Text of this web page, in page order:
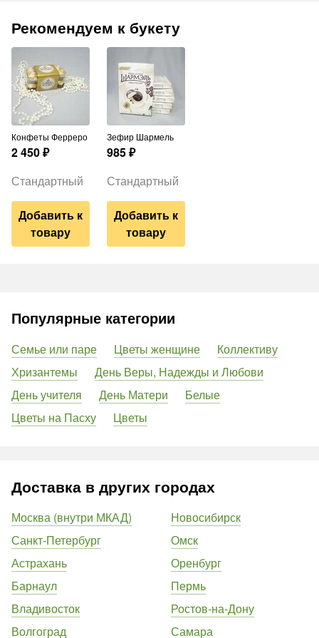
Рекомендуем к букету
Конфеты Ферреро
2 450₽
Стандартный
Добавить к
товару
Зефир Шармель
985₽
Стандартный
Добавить к
товару
Популярные категории
Семье или паре Цветы женщине
Коллективу
Хризантемы
День Веры, Надежды и Любови
День учителя
День Матери
Белые
Цветы на Пасху
Цветы
Доставка в других городах
Москва (внутри МКАД)
Санкт-Петербург
Астрахань
Барнаул
Владивосток
Волгоград
Новосибирск
Омск
Оренбург
Пермь
Ростов-на-Дону
Самара